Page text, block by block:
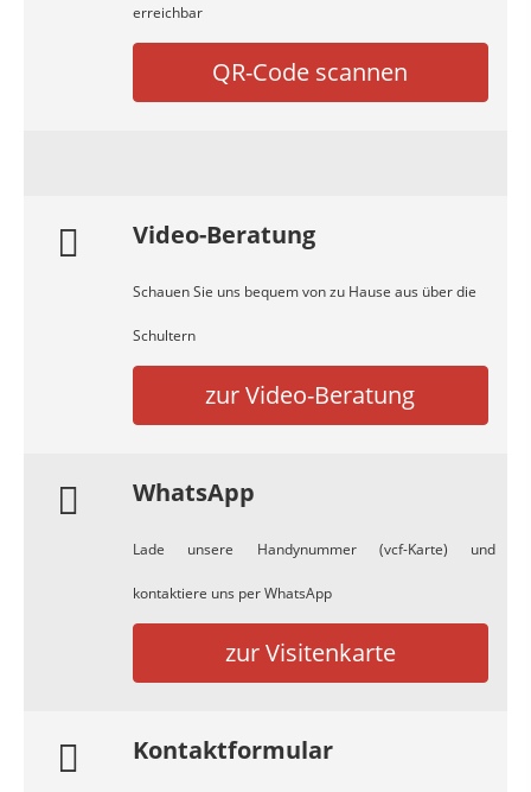
erreichbar
QR-Code scannen
Video-Beratung
Schauen Sie uns bequem von zu Hause aus über die
Schultern
zur Video-Beratung
WhatsApp
Lade unsere Handynummer (vcf-Karte) und
kontaktiere uns per WhatsApp
zur Visitenkarte
Kontaktformular